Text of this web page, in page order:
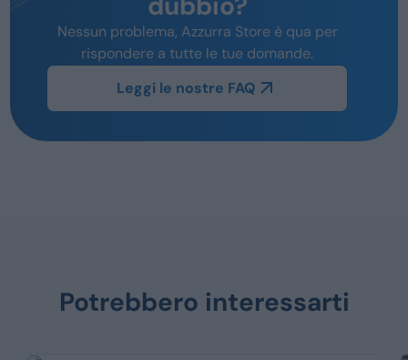
Nessun problema, Azzurra Store è qua per
rispondere a tutte le tue domande.
Leggi le nostre FAQ
Potrebbero interessarti